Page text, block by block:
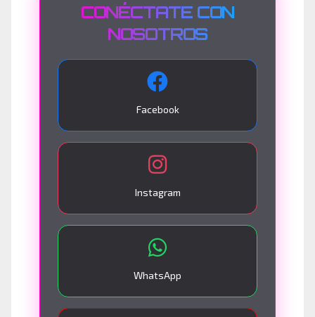
CONÉCTATE CON
NOSOTROS
Facebook
Instagram
WhatsApp